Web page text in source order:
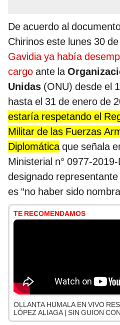
De acuerdo al
Chirinos este lunes 30
Gavidia ya había
cargo ante la
Unidas (ONU) desde el
hasta el 31 de enero de
estaría respetando el
Militar de las Fuerzas
Diplomáticaque señala
Ministerial n° 0977-
designado
es “no haber sido
TE RECOMENDAMOS
OLLANTA HUMALA EN VIVO
LÓPEZ ALIAGA | SIN GUION